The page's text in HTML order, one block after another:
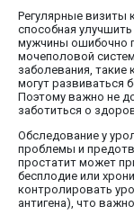
Регулярные визиты
способная
мужчины ошибочно
мочеполовой
заболевания, такие
могут развиваться
Поэтому важно не
заботиться о
Обследование у
проблемы и
простатит может
бесплодие или
контролировать
антигена), что